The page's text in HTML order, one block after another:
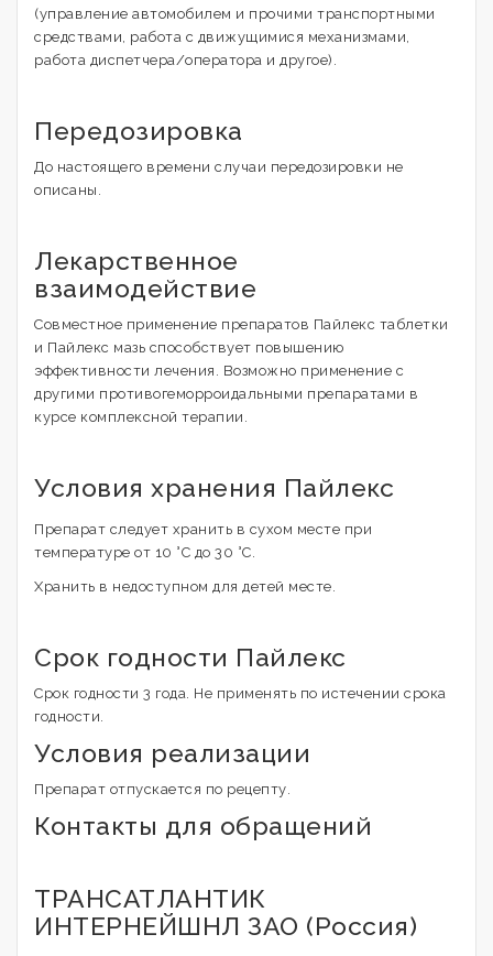
(управление автомобилем и прочими транспортными
средствами, работа с движущимися механизмами,
работа диспетчера/оператора и другое).
Передозировка
До настоящего времени случаи передозировки не
описаны.
Лекарственное
взаимодействие
Совместное применение препаратов Пайлекс таблетки
и Пайлекс мазь способствует повышению
эффективности лечения. Возможно применение с
другими противогеморроидальными препаратами в
курсе комплексной терапии.
Условия хранения Пайлекс
Препарат следует хранить в сухом месте при
температуре от 10 °С до 30 °С.
Хранить в недоступном для детей месте.
Срок годности Пайлекс
Срок годности 3 года. Не применять по истечении срока
годности.
Условия реализации
Препарат отпускается по рецепту.
Контакты для обращений
ТРАНСАТЛАНТИК
ИНТЕРНЕЙШНЛ ЗАО (Россия)